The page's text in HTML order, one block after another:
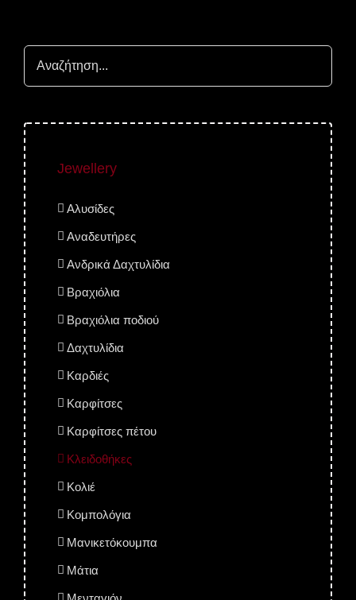
Jewellery
Αλυσίδες
Αναδευτήρες
Ανδρικά Δαχτυλίδια
Βραχιόλια
Βραχιόλια ποδιού
Δαχτυλίδια
Καρδιές
Καρφίτσες
Καρφίτσες πέτου
Κλειδοθήκες
Κολιέ
Κομπολόγια
Μανικετόκουμπα
Μάτια